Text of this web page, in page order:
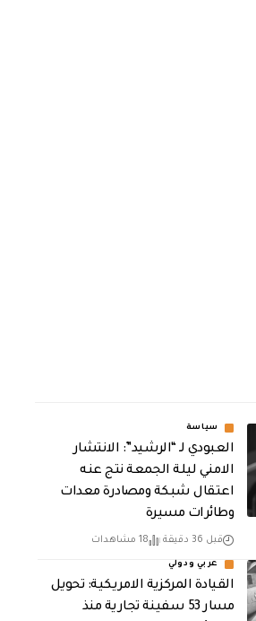
سياسة
العبودي لـ “الرشيد”: الانتشار
الامني ليلة الجمعة نتج عنه
اعتقال شبكة ومصادرة معدات
وطائرات مسيرة
قبل 36 دقيقة 18 مشاهدات
عربي ودولي
القيادة المركزية الامريكية: تحويل
مسار 53 سفينة تجارية منذ